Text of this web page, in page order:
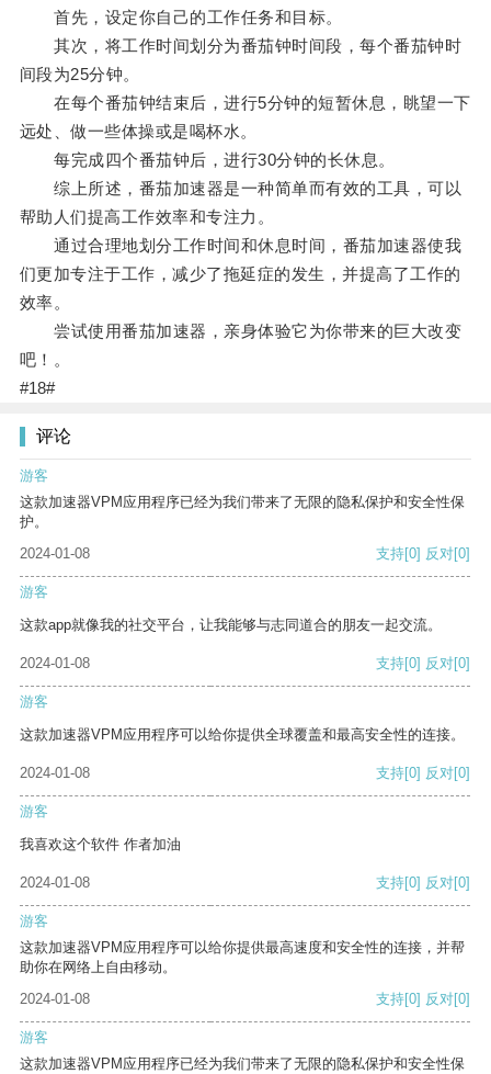
首先，设定你自己的工作任务和目标。
其次，将工作时间划分为番茄钟时间段，每个番茄钟时
间段为25分钟。
在每个番茄钟结束后，进行5分钟的短暂休息，眺望一下
远处、做一些体操或是喝杯水。
每完成四个番茄钟后，进行30分钟的长休息。
综上所述，番茄加速器是一种简单而有效的工具，可以
帮助人们提高工作效率和专注力。
通过合理地划分工作时间和休息时间，番茄加速器使我
们更加专注于工作，减少了拖延症的发生，并提高了工作的
效率。
尝试使用番茄加速器，亲身体验它为你带来的巨大改变
吧！。
#18#
评论
游客
这款加速器VPM应用程序已经为我们带来了无限的隐私保护和安全性保
护。
2024-01-08
支持[0] 反对[0]
游客
这款app就像我的社交平台，让我能够与志同道合的朋友一起交流。
2024-01-08 支持[0] 反对[0]
游客
这款加速器VPM应用程序可以给你提供全球覆盖和最高安全性的连接。
2024-01-08 支持[0] 反对[0]
游客
我喜欢这个软件 作者加油
2024-01-08 支持[0] 反对[0]
游客
这款加速器VPM应用程序可以给你提供最高速度和安全性的连接，并帮
助你在网络上自由移动。
2024-01-08
支持[0] 反对[0]
游客
这款加速器VPM应用程序已经为我们带来了无限的隐私保护和安全性保